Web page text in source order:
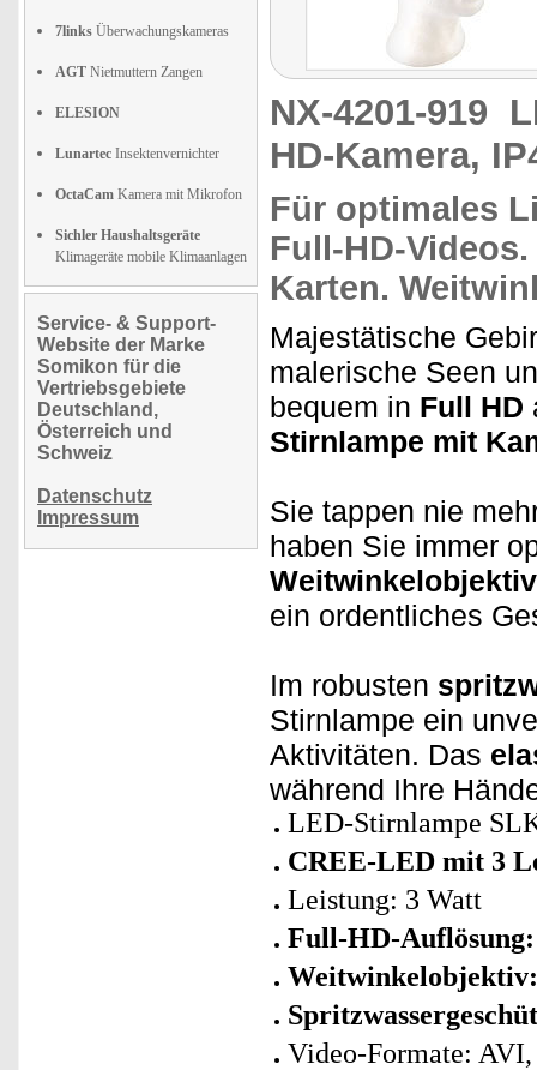
7links Überwachungskameras
AGT Nietmuttern Zangen
ELESION
Lunartec Insektenvernichter
OctaCam Kamera mit Mikrofon
Sichler Haushaltsgeräte
Klimageräte mobile Klimaanlagen
Service- & Support-
Website der Marke
Somikon für die
Vertriebsgebiete
Deutschland,
Österreich und
Schweiz
Datenschutz
Impressum
NX-4201-919
HD-Kamera,
Für optimales
Full-HD-Videos.
Karten.
Majestätische
malerische Seen
bequem in Full HD
Stirnlampe mit
Sie tappen nie
haben Sie immer
Weitwinkelobjektiv
ein ordentliches
Im robusten
Stirnlampe ein
Aktivitäten. Das
während Ihre
LED-Stirnlampe
CREE-LED mit 3
Leistung: 3 Watt
Full-HD-Auflösung:
Weitwinkelobjektiv:
Video-Formate: